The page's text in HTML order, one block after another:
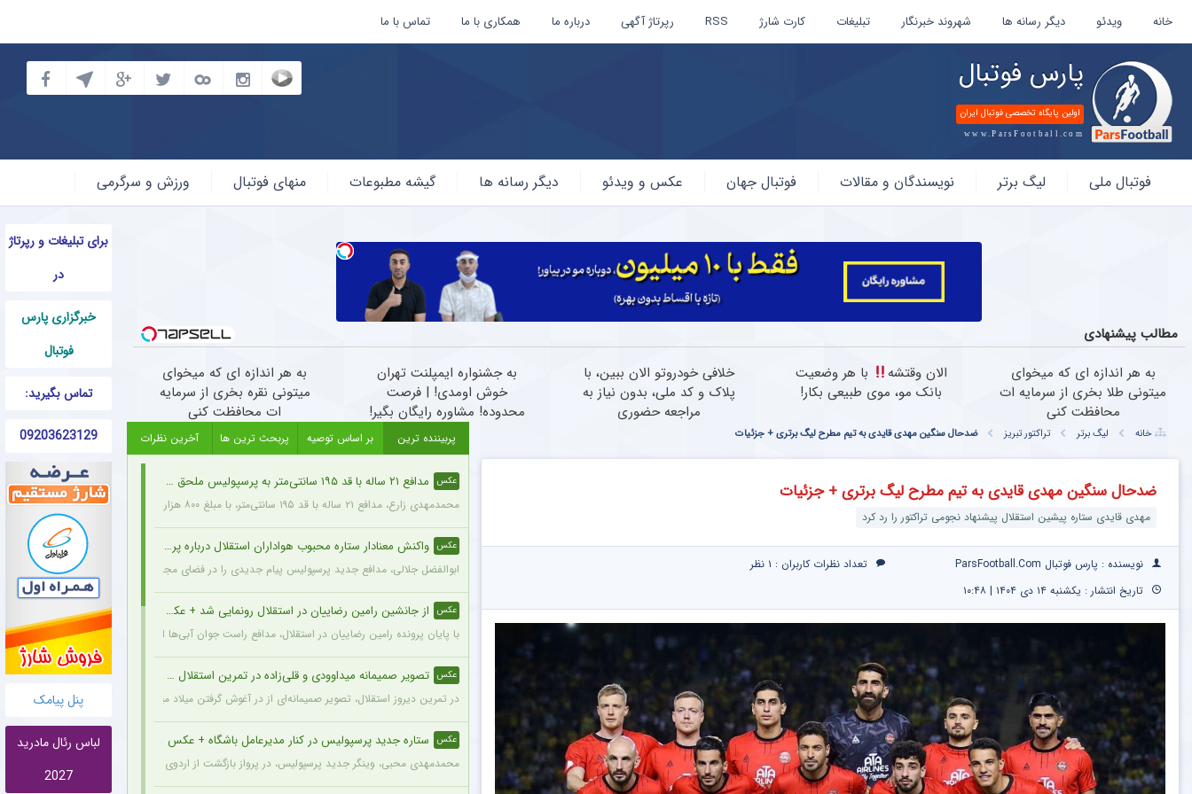
خانه ویدئو دیگر رسانه ها شهروند خبرنگار تبلیغات کارت شارژ RSS رپرتاژ آگهی درباره ما همکاری با ما تماس با ما
پارس فوتبال
اولین پایگاه تخصصی فوتبال ایران
www.ParsFootball.com
فوتبال
فوتبال ملی لیگ برتر نویسندگان و مقالات فوتبال جهان عکس و ویدئو دیگر رسانه ها گیشه مطبوعات منهای فوتبال ورزش و سرگرمی
برای تبلیغات و رپرتاژ
در
خبرگزاری پارس
فوتبال
تماس بگیرید:
09203623129
پنل پیامک
لباس رئال مادرید
2027
مطالب پیشنهادی
به هر اندازه ای که میخوای
میتونی طلا بخری از سرمایه ات
محافظت کنی
الان وقتشه
با هر وضعیت
بانک مو، موی طبیعی بکار!
خلافی خودروتو الان ببین، با
پلاک و کد ملی، بدون نیاز به
مراجعه حضوری
به جشنواره ایمپلنت تهران
خوش اومدی! | فرصت
محدوده! مشاوره رایگان بگیر!
به هر اندازه ای که میخوای
میتونی نقره بخری از سرمایه
ات محافظت کنی
خانه لیگ برتر تراکتور تبریز ضدحال سنگین مهدی قایدی به تیم مطرح لیگ برتری + جزئیات
ضدحال سنگین مهدی قایدی به تیم مطرح لیگ برتری + جزئیات
مهدی قایدی ستاره پیشین استقلال پیشنهاد نجومی تراکتور را رد کرد
نویسنده : پارس فوتبال ParsFootball.Com تعداد نظرات کاربران : ۱ نظر
تاریخ انتشار : یکشنبه ۱۴ دی ۱۴۰۴ | ۱۰:۴۸
پربیننده ترین بر اساس توصیه پربحث ترین ها آخرین نظرات
عکس مدافع ۲۱ ساله با قد ۱۹۵ سانتی‌متر به پرسپولیس ملحق شد + عکس
محمدمهدی زارع، مدافع ۲۱ ساله با قد ۱۹۵ سانتی‌متر، با مبلغ ۸۰۰ هزار دلار از اخمت گروژنی به پرسپولیس پیوست.
عکس واکنش معنادار ستاره محبوب هواداران استقلال درباره پرسپولیس + عکس
ابوالفضل جلالی، مدافع جدید پرسپولیس پیام جدیدی را در فضای مجازی به اشتراک گذاشت: تمام قلبم
عکس از جانشین رامین رضاییان در استقلال رونمایی شد + عکس
با پایان پرونده رامین رضاییان در استقلال، مدافع راست جوان آبی‌ها انگیزه بیشتری برای شروع فصل پیدا
عکس تصویر صمیمانه میداوودی و قلی‌زاده در تمرین استقلال + عکس
در تمرین دیروز استقلال، تصویر صمیمانه‌ای از در آغوش گرفتن میلاد میداوودی (مربی مهاجمان) و
عکس ستاره جدید پرسپولیس در کنار مدیرعامل باشگاه + عکس
محمدمهدی محبی، وینگر جدید پرسپولیس، در پرواز بازگشت از اردوی ارزروم در کنار پیمان حدادی دیده شد.